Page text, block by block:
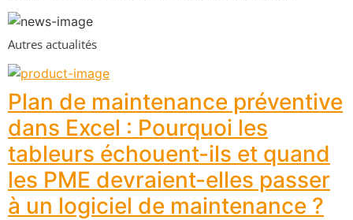
Autres actualités
Plan de maintenance préventive
dans Excel : Pourquoi les
tableurs échouent-ils et quand
les PME devraient-elles passer
à un logiciel de maintenance ?